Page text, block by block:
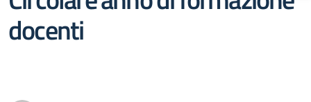
docenti